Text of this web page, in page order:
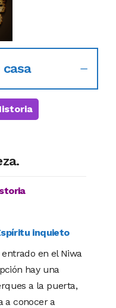
inquieto
en el Niwa
hay una
a la puerta,
a conocer a